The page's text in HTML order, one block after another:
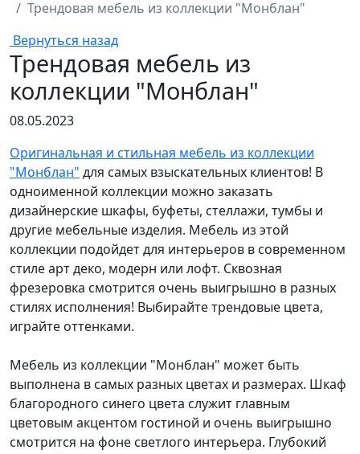
Трендовая мебель из коллекции "Монблан"
Вернуться назад
Трендовая мебель из
коллекции "Монблан"
08.05.2023
Оригинальная и стильная мебель из коллекции
"Монблан" для самых взыскательных клиентов! В
одноименной коллекции можно заказать
дизайнерские шкафы, буфеты, стеллажи, тумбы и
другие мебельные изделия. Мебель из этой
коллекции подойдет для интерьеров в современном
стиле арт деко, модерн или лофт. Сквозная
фрезеровка смотрится очень выигрышно в разных
стилях исполнения! Выбирайте трендовые цвета,
играйте оттенками.
Мебель из коллекции "Монблан" может быть
выполнена в самых разных цветах и размерах. Шкаф
благородного синего цвета служит главным
цветовым акцентом гостиной и очень выигрышно
смотрится на фоне светлого интерьера. Глубокий